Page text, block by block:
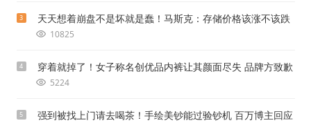
3 天天想着崩盘不是坏就是蠢！马斯克：存储价格该涨不该跌
10825
4 穿着就掉了！女子称名创优品内裤让其颜面尽失 品牌方致歉
5224
5 强到被找上门请去喝茶！手绘美钞能过验钞机 百万博主回应